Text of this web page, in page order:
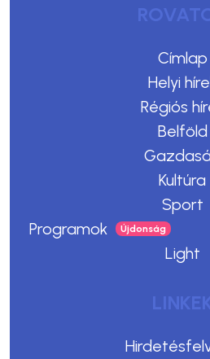
Címlap
Helyi
Régiós
Belföld
Kultúra
Sport
Programok
Light